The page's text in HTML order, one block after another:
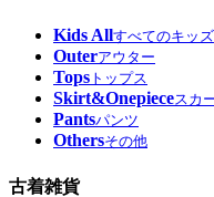
Kids Allすべてのキッズ
Outerアウター
Tops トップス
Skirt&Onepieceスカ
Pantsパンツ
Othersその他
古着雑貨